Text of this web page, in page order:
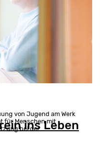
von Jugend am Werk
für Menschen mit
bei der
ins Leben